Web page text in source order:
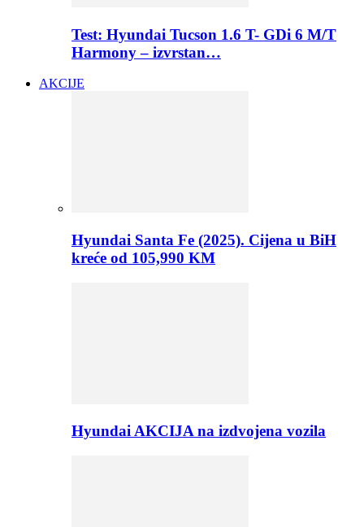
Test: Hyundai Tucson 1.6 T- GDi 6 M/T
Harmony – izvrstan…
AKCIJE
Hyundai Santa Fe (2025). Cijena u BiH
kreće od 105,990 KM
Hyundai AKCIJA na izdvojena vozila